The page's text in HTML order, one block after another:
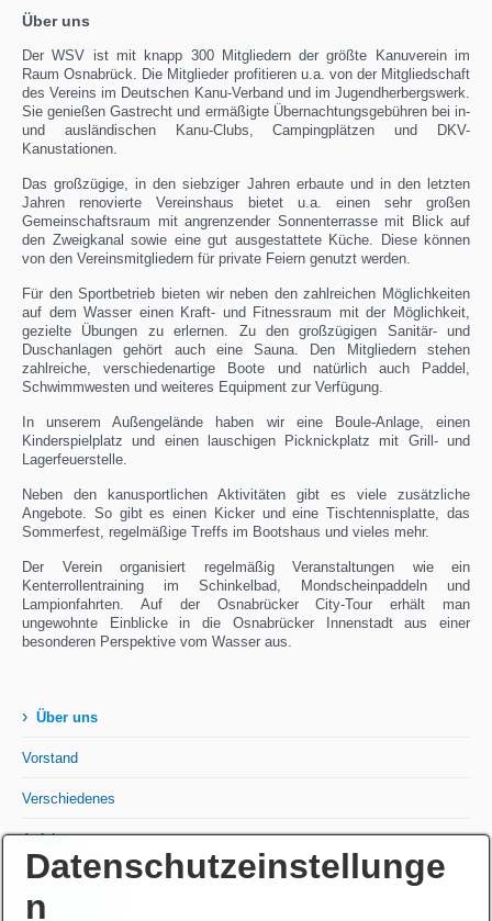
Über uns
Der WSV ist mit knapp 300 Mitgliedern der größte Kanuverein im
Raum Osnabrück. Die Mitglieder profitieren u.a. von der Mitgliedschaft
des Vereins im Deutschen Kanu-Verband und im Jugendherbergswerk.
Sie genießen Gastrecht und ermäßigte Übernachtungsgebühren bei in-
und ausländischen Kanu-Clubs, Campingplätzen und DKV-
Kanustationen.
Das großzügige, in den siebziger Jahren erbaute und in den letzten
Jahren renovierte Vereinshaus bietet u.a. einen sehr großen
Gemeinschaftsraum mit angrenzender Sonnenterrasse mit Blick auf
den Zweigkanal sowie eine gut ausgestattete Küche. Diese können
von den Vereinsmitgliedern für private Feiern genutzt werden.
Für den Sportbetrieb bieten wir neben den zahlreichen Möglichkeiten
auf dem Wasser einen Kraft- und Fitnessraum mit der Möglichkeit,
gezielte Übungen zu erlernen. Zu den großzügigen Sanitär- und
Duschanlagen gehört auch eine Sauna. Den Mitgliedern stehen
zahlreiche, verschiedenartige Boote und natürlich auch Paddel,
Schwimmwesten und weiteres Equipment zur Verfügung.
In unserem Außengelände haben wir eine Boule-Anlage, einen
Kinderspielplatz und einen lauschigen Picknickplatz mit Grill- und
Lagerfeuerstelle.
Neben den kanusportlichen Aktivitäten gibt es viele zusätzliche
Angebote. So gibt es einen Kicker und eine Tischtennisplatte, das
Sommerfest, regelmäßige Treffs im Bootshaus und vieles mehr.
Der Verein organisiert regelmäßig Veranstaltungen wie ein
Kenterrollentraining im Schinkelbad, Mondscheinpaddeln und
Lampionfahrten. Auf der Osnabrücker City-Tour erhält man
ungewohnte Einblicke in die Osnabrücker Innenstadt aus einer
besonderen Perspektive vom Wasser aus.
› Über uns
Vorstand
Verschiedenes
Anfahrt
Unterstütze uns
Datenschutzeinstellunge
n